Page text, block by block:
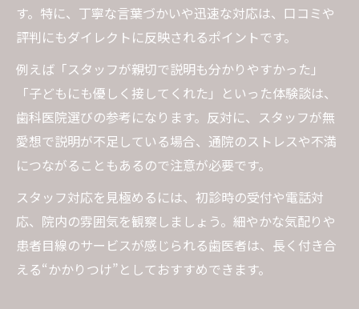
す。特に、丁寧な言葉づかいや迅速な対応は、口コミや
評判にもダイレクトに反映されるポイントです。
例えば「スタッフが親切で説明も分かりやすかった」
「子どもにも優しく接してくれた」といった体験談は、
歯科医院選びの参考になります。反対に、スタッフが無
愛想で説明が不足している場合、通院のストレスや不満
につながることもあるので注意が必要です。
スタッフ対応を見極めるには、初診時の受付や電話対
応、院内の雰囲気を観察しましょう。細やかな気配りや
患者目線のサービスが感じられる歯医者は、長く付き合
える“かかりつけ”としておすすめできます。